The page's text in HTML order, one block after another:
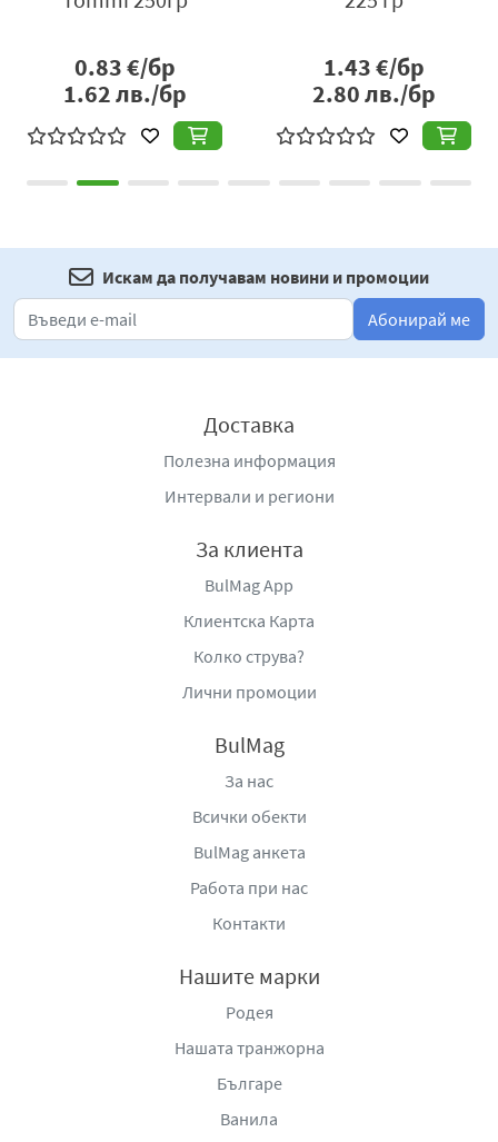
0.83€/бр
1.62лв./бр
1.43€/бр
2.80лв./бр
Искам да получавам новини и промоции
Абонирай ме
Доставка
Полезна информация
Интервали и региони
За клиента
BulMag App
Клиентска Карта
Колко струва?
Лични промоции
BulMag
За нас
Всички обекти
BulMag анкета
Работа при нас
Контакти
Нашите марки
Родея
Нашата транжорна
Българе
Ванила